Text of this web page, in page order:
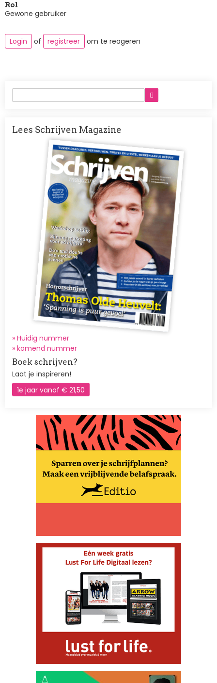
Rol
Gewone gebruiker
Login of registreer om te reageren
Lees Schrijven Magazine
Afbeelding
» Huidig nummer
» komend nummer
Boek schrijven?
Laat je inspireren!
1e jaar vanaf € 21,50